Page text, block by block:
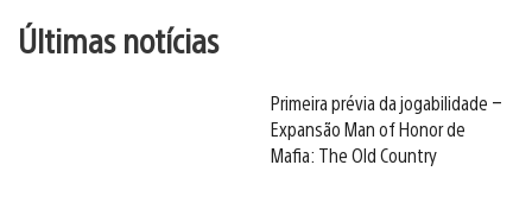
Últimas notícias
Primeira prévia da jogabilidade –
Expansão Man of Honor de
Mafia: The Old Country